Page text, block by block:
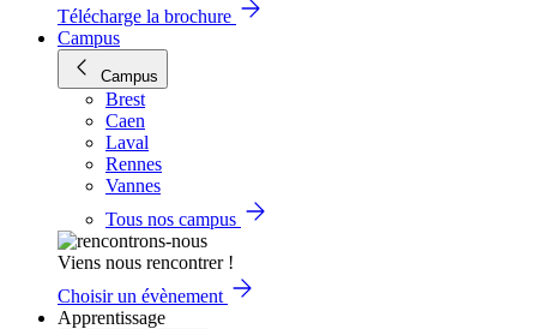
Télécharge la brochure
Campus
Campus
Brest
Caen
Laval
Rennes
Vannes
Tous nos campus
Viens nous rencontrer !
Choisir un évènement
Apprentissage